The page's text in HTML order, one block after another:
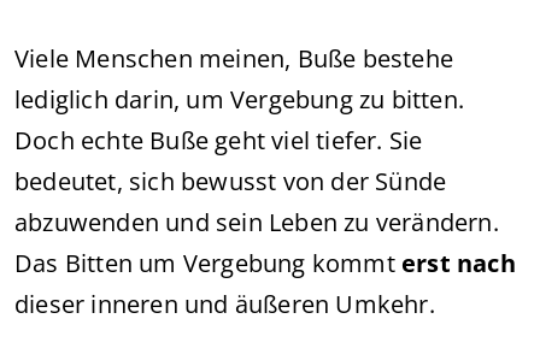
Viele Menschen meinen, Buße bestehe
lediglich darin, um Vergebung zu bitten.
Doch echte Buße geht viel tiefer. Sie
bedeutet, sich bewusst von der Sünde
abzuwenden und sein Leben zu verändern.
Das Bitten um Vergebung kommt erst nach
dieser inneren und äußeren Umkehr.